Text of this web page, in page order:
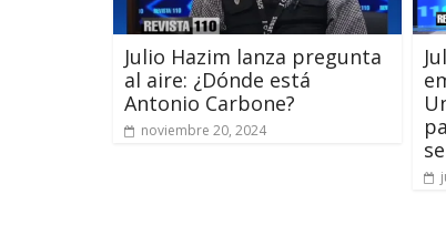
Julio Hazim lanza pregunta
al aire: ¿Dónde está
Antonio Carbone?
noviembre 20, 2024